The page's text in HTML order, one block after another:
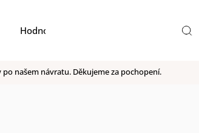
Hodnocení obchodu Moje objednávka
našem návratu. Děkujeme za pochopení.